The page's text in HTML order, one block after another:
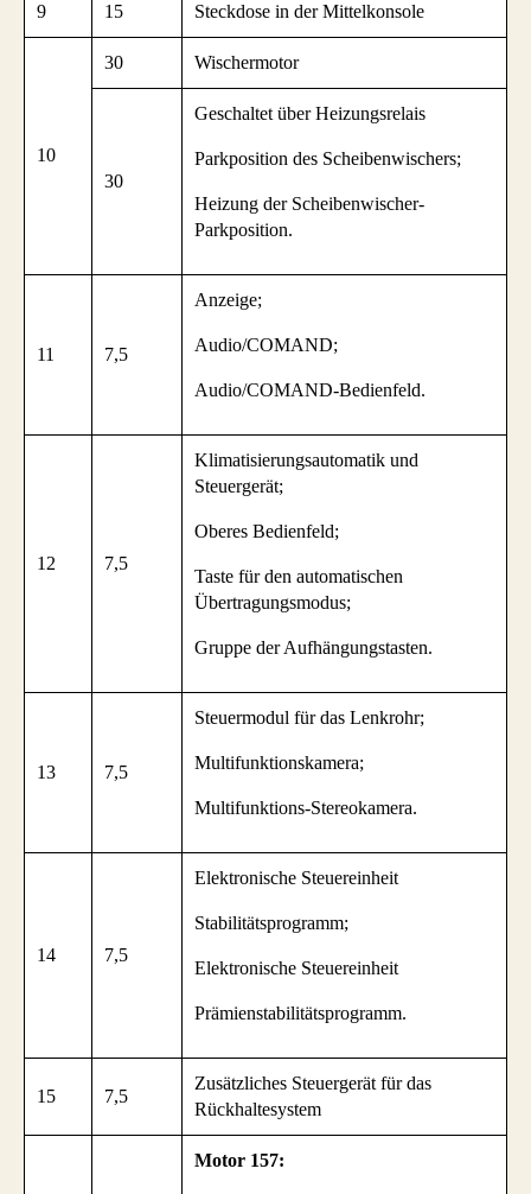
9 15 Steckdose in der Mittelkonsole
10
30 Wischermotor
30
Geschaltet über Heizungsrelais
Parkposition des Scheibenwischers;
Heizung der Scheibenwischer-
Parkposition.
11 7,5
Anzeige;
Audio/COMAND;
Audio/COMAND-Bedienfeld.
12 7,5
Klimatisierungsautomatik und
Steuergerät;
Oberes Bedienfeld;
Taste für den automatischen
Übertragungsmodus;
Gruppe der Aufhängungstasten.
13 7,5
Steuermodul für das Lenkrohr;
Multifunktionskamera;
Multifunktions-Stereokamera.
14 7,5
Elektronische Steuereinheit
Stabilitätsprogramm;
Elektronische Steuereinheit
Prämienstabilitätsprogramm.
15 7,5
Zusätzliches Steuergerät für das
Rückhaltesystem
Motor 157: